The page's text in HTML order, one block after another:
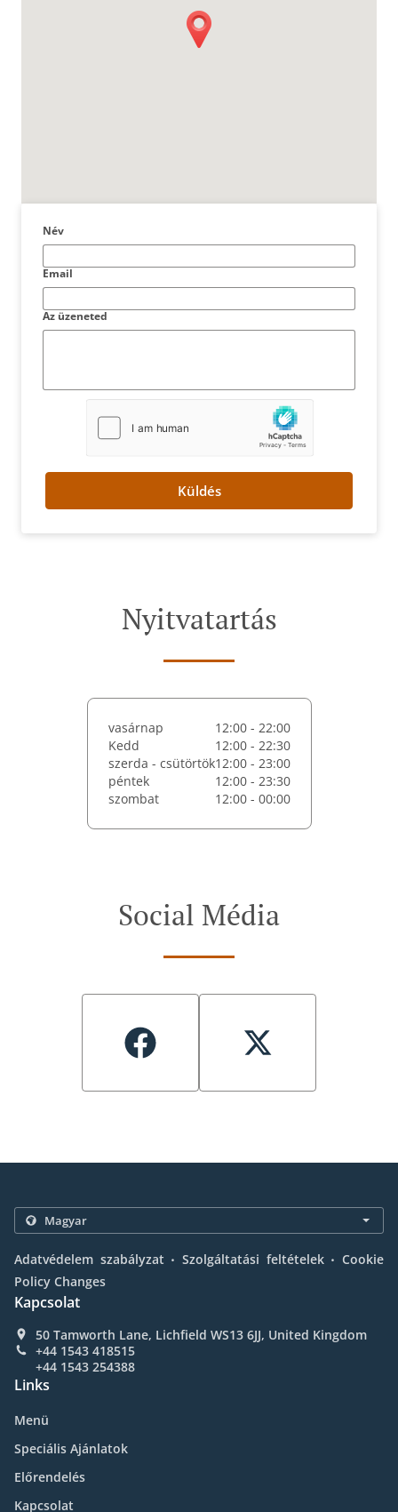
Név
Email
Az üzeneted
Küldés
Nyitvatartás
vasárnap
12:00 - 22:00
Kedd
12:00 - 22:30
szerda - csütörtök12:00 - 23:00
péntek
12:00 - 23:30
szombat
12:00 - 00:00
Social Média
Adatvédelem szabályzat . Szolgáltatási feltételek . Cookie
Policy Changes
Kapcsolat
50 Tamworth Lane, Lichfield WS13 6JJ, United Kingdom
+44 1543 418515
+44 1543 254388
Links
Menü
Speciális Ajánlatok
Előrendelés
Kapcsolat